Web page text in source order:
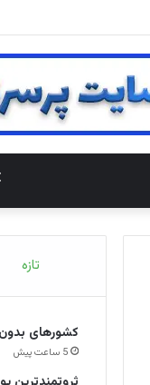
تازه
کشورهای بدون
5 ساعت پیش